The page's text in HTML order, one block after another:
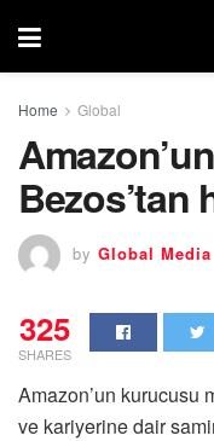
Home Global
Bezos’tan
by Global Media
325
SHARES
Amazon’un kurucusu
ve kariyerine dair